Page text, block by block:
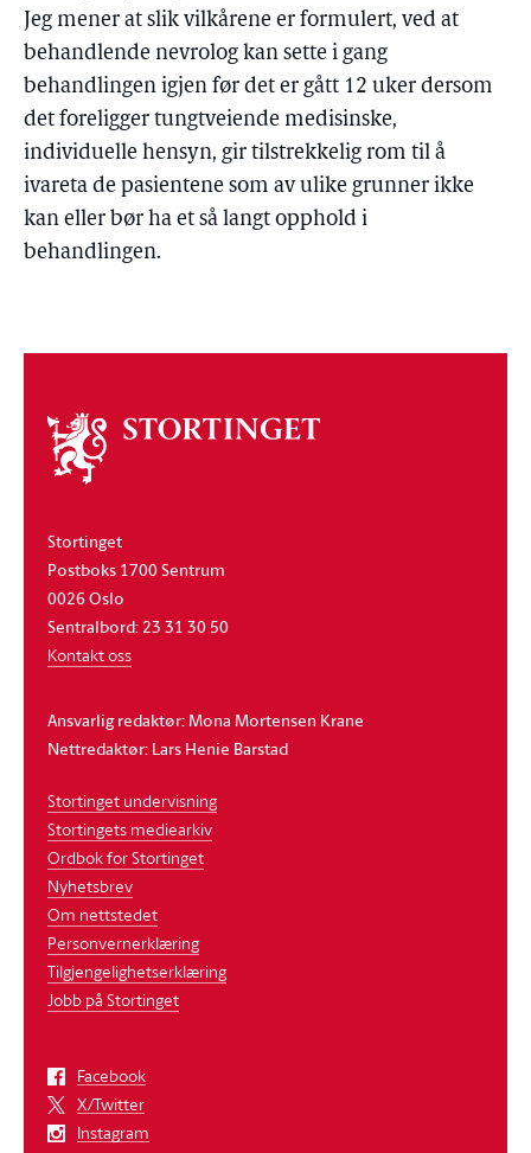
Jeg mener at slik vilkårene er formulert, ved at
behandlende nevrolog kan sette i gang
behandlingen igjen før det er gått 12 uker dersom
det foreligger tungtveiende medisinske,
individuelle hensyn, gir tilstrekkelig rom til å
ivareta de pasientene som av ulike grunner ikke
kan eller bør ha et så langt opphold i
behandlingen.
Om
stortinget
Stortinget
Postboks 1700 Sentrum
0026 Oslo
Sentralbord: 23 31 30 50
Kontakt oss
Ansvarlig redaktør: Mona Mortensen Krane
Nettredaktør: Lars Henie Barstad
Stortinget undervisning
Stortingets mediearkiv
Ordbok for Stortinget
Nyhetsbrev
Om nettstedet
Personvernerklæring
Tilgjengelighetserklæring
Jobb på Stortinget
Facebook
X/Twitter
Instagram